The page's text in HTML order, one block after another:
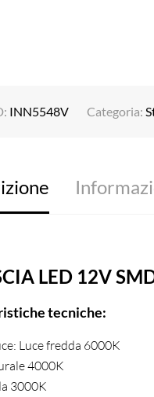
INN5548V Categoria:
LED 12V
tecniche:
Luce fredda 6000K
4000K
3000K